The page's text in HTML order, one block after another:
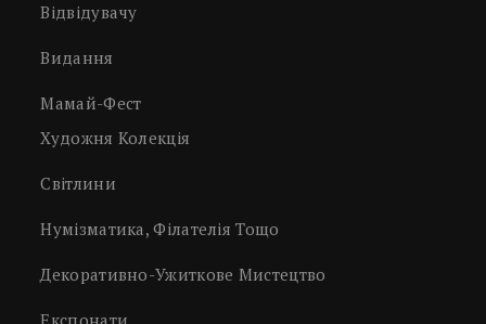
Відвідувачу
Видання
Мамай-Фест
Художня Колекція
Світлини
Нумізматика, Філателія Тощо
Декоративно-Ужиткове Мистецтво
Експонати